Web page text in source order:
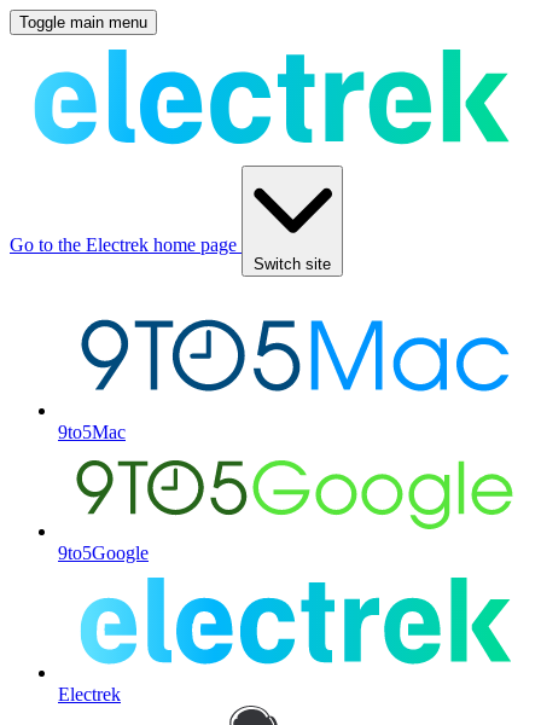
Toggle main menu
Go to the Electrek home page
Switch site
9to5Mac
9to5Google
Electrek